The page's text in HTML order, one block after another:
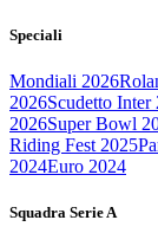
Speciali
Mondiali 2026
2026Scudetto Inter
2026Super Bowl
Riding Fest 2025
2024Euro 2024
Squadra Serie A